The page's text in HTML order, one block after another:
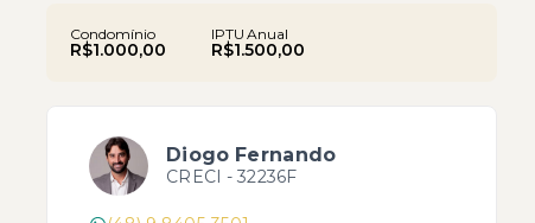
Condomínio
R$1.000,00
IPTU Anual
R$1.500,00
Diogo Fernando
CRECI - 32236F